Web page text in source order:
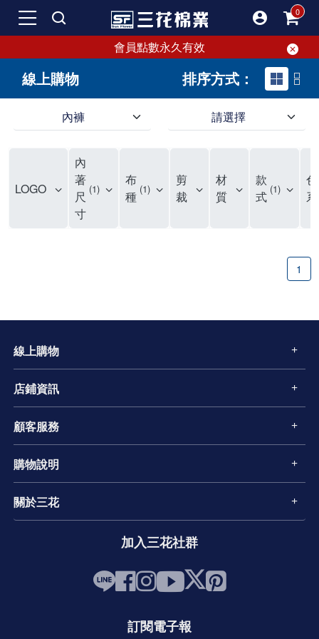
會員點數永久有效
線上購物 排序方式：
內褲 請選擇
LOGO
內
著
尺
寸
1
布
種 1
剪
裁
材
質
款
式 1
色
系
1
線上購物
店鋪資訊
顧客服務
購物說明
關於三花
加入三花社群
訂閱電子報